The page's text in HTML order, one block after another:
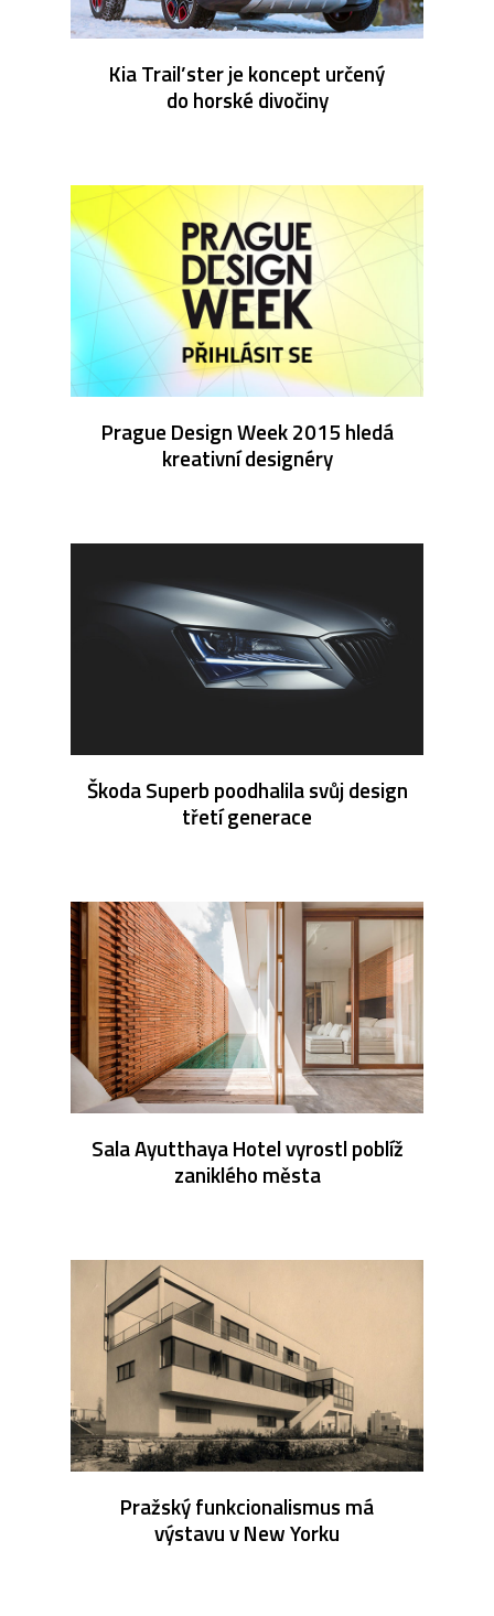
Kia Trail’ster je koncept určený
do horské divočiny
Prague Design Week 2015 hledá
kreativní designéry
Škoda Superb poodhalila svůj design
třetí generace
Sala Ayutthaya Hotel vyrostl poblíž
zaniklého města
Pražský funkcionalismus má
výstavu v New Yorku